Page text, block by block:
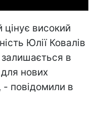
високий
Юлії Ковалів
в
нових
- повідомили в